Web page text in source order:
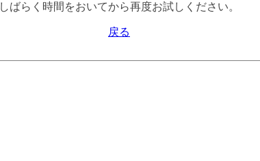
しばらく時間をおいてから再度お試しください。
戻る